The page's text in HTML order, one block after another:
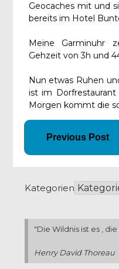
Geocaches mit und
bereits im Hotel
Meine Garminuhr
Gehzeit von 3h und
Nun etwas Ruhen
ist im Dorfrestaurant
Morgen kommt die
Previous Post
Kategorien
"Die Wildnis ist es ,
Henry David Thoreau